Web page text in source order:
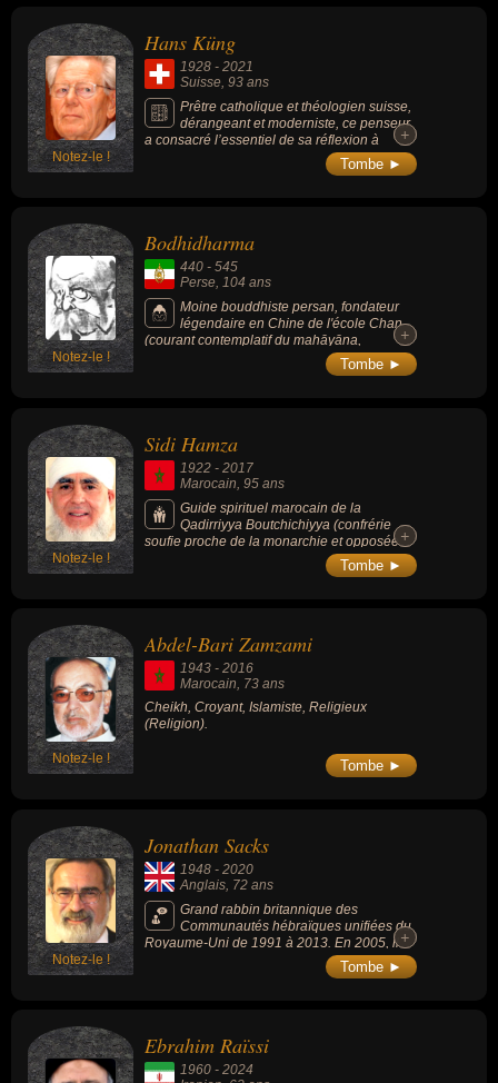
Notez-le !
Hans Küng
1928 - 2021
Suisse , 93 ans
Prêtre catholique et théologien suisse,
dérangeant et moderniste, ce penseur
a consacré l’essentiel de sa réflexion à
l’évolution de l’Eglise dans l’esprit du concile
Vatican II, auquel il était resté attaché toute
+
+
Tombe ►
Notez-le !
Bodhidharma
440 - 545
Perse, 104 ans
Moine bouddhiste persan, fondateur
légendaire en Chine de l'école Chan
(courant contemplatif du mahāyāna,
devenue au Japon l’école zen connue en
Occident et prétendant remonter au
+
+
Tombe ►
Notez-le !
Sidi Hamza
1922 - 2017
Marocain , 95 ans
Guide spirituel marocain de la
Qadirriyya Boutchichiyya (confrérie
soufie proche de la monarchie et opposée+
+
Tombe ►
Notez-le !
Abdel-Bari Zamzami
1943 - 2016
Marocain, 73 ans
Cheikh, Croyant, Islamiste, Religieux
(Religion).
Tombe ►
Notez-le !
Jonathan Sacks
1948 - 2020
Anglais , 72 ans
Grand rabbin britannique des
Communautés hébraïques unifiées du
Royaume-Uni de 1991 à 2013. En 2005, il
reçoit le titre de chevalier, et en juillet 2009 il
est attaché à vie à la Chambre des lords
juive dans le monde moderne, un thème sur
lequel il publie de nombreux livres. Depuis
sa retraite en tant que grand rabbin, il est
+
+
Tombe ►
Ebrahim Raïssi
1960 - 2024